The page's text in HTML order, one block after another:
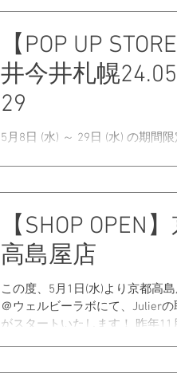
が並びます。 ぜひ、お越し下さ
11:00～20:00 定休日：水曜日...
【POP UP
井今井札幌
29
5月8日 (水) ～ 29日 (水) の期間限
す。 ヨガやランニングなどのワ
る新作アイテムまで、取り揃え
す。...
【SHOP OPEN
高島屋店
この度、5月1日(水)より京都高島
＠ウェルビーラボにて、Julierの
がスタートいたします！ 昨年11
レクションが並びます。...